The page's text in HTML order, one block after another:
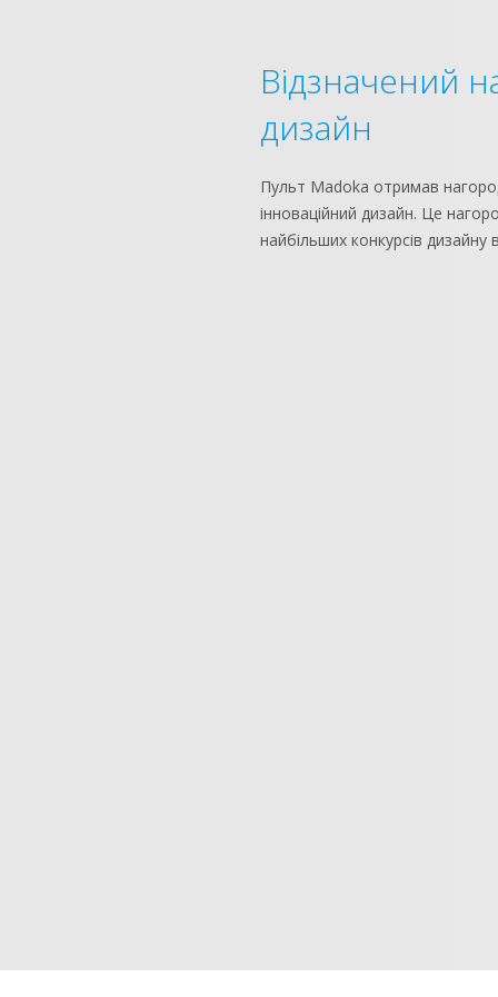
Відзначений
дизайн
Пульт Madoka отримав
інноваційний дизайн. Це
найбільших конкурсів дизайну в